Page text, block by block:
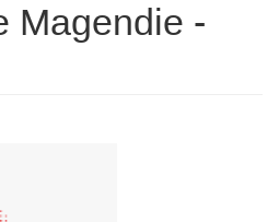
Magendie -